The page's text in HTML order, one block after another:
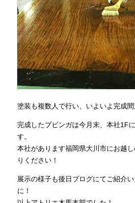
塗装も複数人で行い、いよいよ完成間
完成したブビンガは今月末、本社1F
す。
本社があります福岡県大川市にお越
りください！
展示の様子も後日ブログにてご紹介
に！